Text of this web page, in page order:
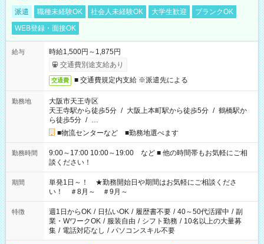
派遣 職種未経験OK 社会人未経験OK 大学生歓迎
ブランクOK
WEB登録・面接OK
給与
時給1,500円～1,875円
交通費別途支給あり
交通費 ■ 交通費規定内支給 ※派遣先による
勤務地
大阪市天王寺区
天王寺駅から徒歩5分 / 大阪上本町駅から徒歩5分 / 鶴橋駅か
ら徒歩5分 / …
■物流センターなど ■勤務地選べます
勤務時間
9:00～17:00 10:00～19:00 など ■ 他の時間帯もお気軽にご相
談ください！
期間
単発1日～！ ★勤務開始日や期間はお気軽にご相談くださ
い！ ＃8月～ ＃9月～
特徴 週1日からOK / 日払いOK / 履歴書不要 / 40～50代活躍中 / 副
業・WワークOK / 服装自由 / シフト勤務 / 10名以上の大量募
集 / 電話対応なし / パソコンスキル不要